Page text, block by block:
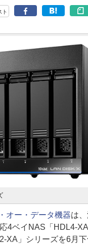
ト
オー・データ機器は
4ベイNAS「HDL4-
XA」シリーズを6月下